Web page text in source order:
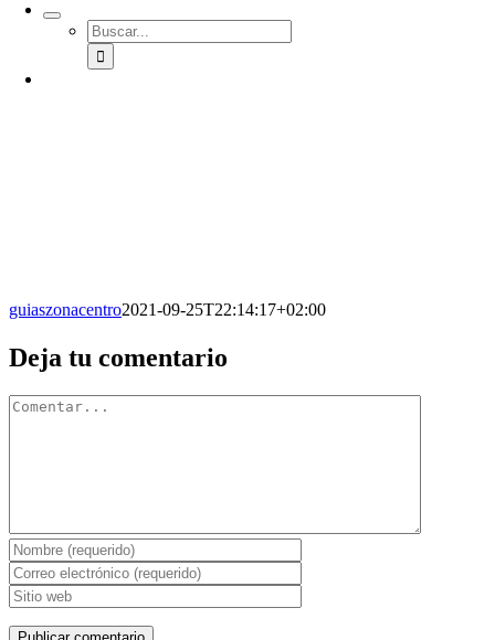
Buscar:
guiaszonacentro2021-09-25T22:14:17+02:00
Facebook
X
Reddit
LinkedIn
WhatsApp
Tumblr
Pinterest
Vk
Correo
electrónico
Deja tu comentario
Comentario